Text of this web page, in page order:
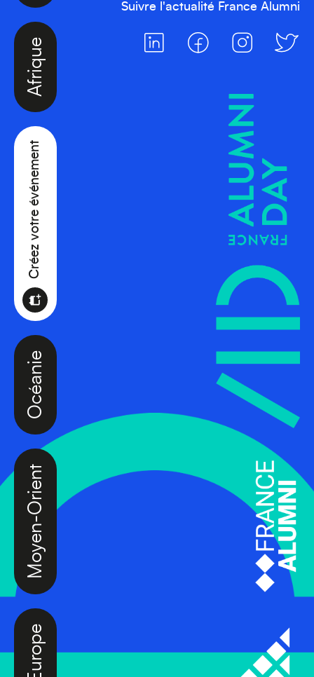
Europe
Moyen-Orient
Océanie
Créez votre événement
Afrique
Suivre l'actualité France Alumni